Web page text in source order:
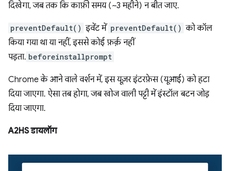
दिखेगा, जब तक कि काफ़ी समय (~3 महीने) न बीत जाए.
preventDefault() इवेंट में preventDefault() को कॉल
किया गया था या नहीं, इससे कोई फ़र्क़ नहीं
पड़ता. beforeinstallprompt
Chrome के आने वाले वर्शन में, इस यूज़र इंटरफ़ेस (यूआई) को हटा
दिया जाएगा. ऐसा तब होगा, जब खोज वाली पट्टी में इंस्टॉल बटन जोड़
दिया जाएगा.
A2HS डायलॉग